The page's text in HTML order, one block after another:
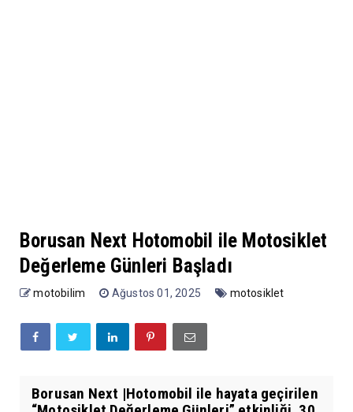
Borusan Next Hotomobil ile Motosiklet
Değerleme Günleri Başladı
motobilim Ağustos 01, 2025 motosiklet
Borusan Next |Hotomobil ile hayata geçirilen